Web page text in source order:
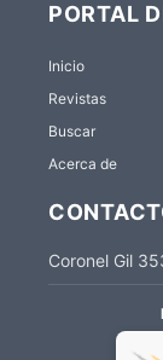
PORTAL
Inicio
Revistas
Buscar
Acerca de
Coronel Gil